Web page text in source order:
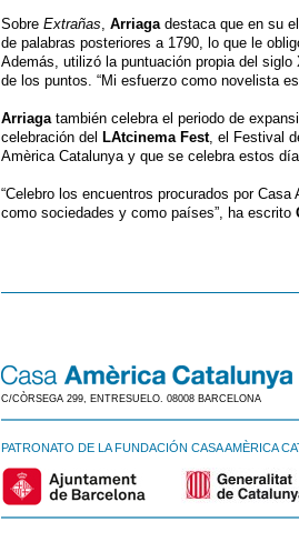
Sobre Extrañas, Arriagadestaca que en su
de palabras posteriores a 1790, lo que le
Además, utilizó la puntuación propia del
de los puntos. “Mi esfuerzo como novelista
Arriagatambién celebra el periodo de
celebración del LAtcinema Fest, el Festival
Amèrica Catalunya y que se celebra estos
“Celebro los encuentros procurados por
como sociedades y como países”, ha escrito
C/CÒRSEGA 299, ENTRESUELO. 08008 BARCELONA
PATRONATO DE LA FUNDACIÓN CASA AMÈRICA